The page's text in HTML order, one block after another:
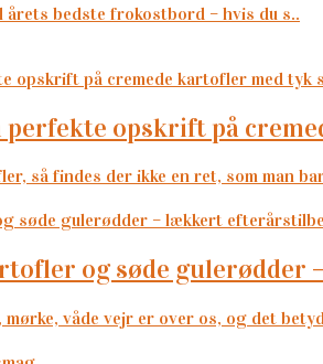
bedste frokostbord – hvis du s..
perfekte opskrift på
så findes der ikke en ret, som man
og søde
våde vejr er over os, og det